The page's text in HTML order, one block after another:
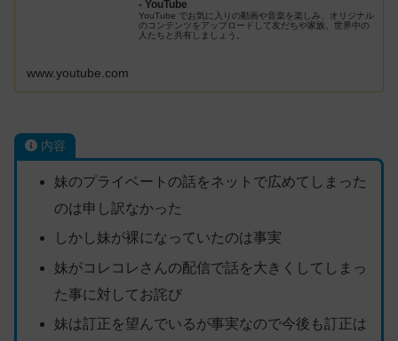
- YouTube
YouTube でお気に入りの動画や音楽を楽しみ、オリジナル
のコンテンツをアップロードして友だちや家族、世界中の
人たちと共有しましょう。
www.youtube.com
内容
妹のプライベートの話をネットで広めてしまった
のは申し訳なかった
しかし妹が裸になっていたのは事実
妹がコレコレさんの配信で話を大きくしてしまっ
た事に対してお詫び
妹は訂正を望んでいるが事実なので今後も訂正は